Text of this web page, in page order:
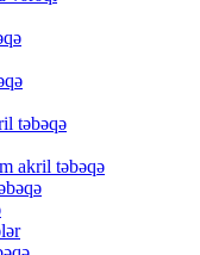
təbəqə
akril təbəqə